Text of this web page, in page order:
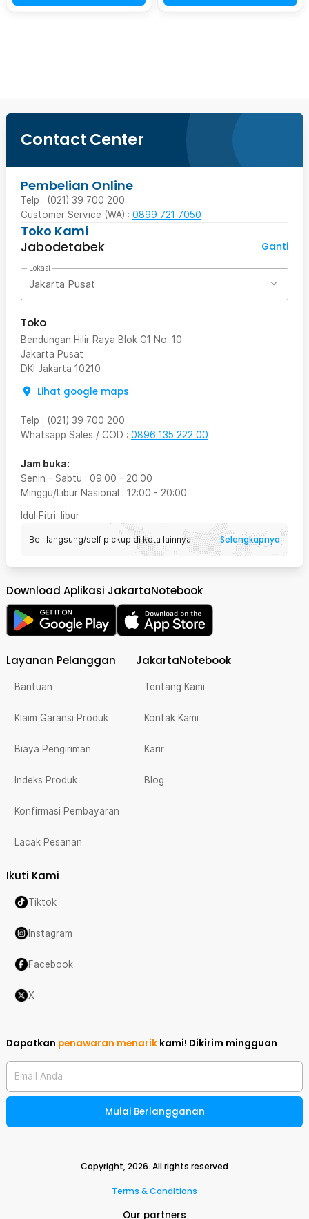
Contact Center
Pembelian Online
Telp : (021) 39 700 200
Customer Service (WA) : 0899 721 7050
Toko Kami
Jabodetabek
Ganti
Lokasi
Jakarta Pusat
Toko
Bendungan Hilir Raya Blok G1 No. 10
Jakarta Pusat
DKI Jakarta 10210
Lihat google maps
Telp : (021) 39 700 200
Whatsapp Sales / COD : 0896 135 222 00
Jam buka:
Senin - Sabtu : 09:00 - 20:00
Minggu/Libur Nasional : 12:00 - 20:00
Idul Fitri: libur
Beli langsung/self pickup di kota lainnya Selengkapnya
Download Aplikasi JakartaNotebook
Layanan Pelanggan
Bantuan
Klaim Garansi Produk
Biaya Pengiriman
Indeks Produk
Konfirmasi Pembayaran
Lacak Pesanan
JakartaNotebook
Tentang Kami
Kontak Kami
Karir
Blog
Ikuti Kami
Tiktok
Instagram
Facebook
X
Dapatkan penawaran menarik kami! Dikirim mingguan
Email Anda
Mulai Berlangganan
Copyright,2026. All rights reserved
Terms & Conditions
Our partners